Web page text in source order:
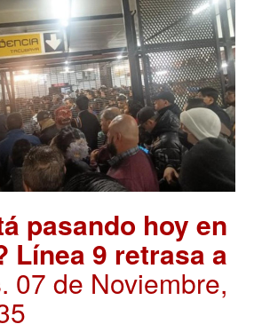
pasando hoy en
Línea 9 retrasa a
. 07 de Noviembre,